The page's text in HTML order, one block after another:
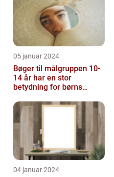
05 januar 2024
Bøger til målgruppen 10-
14 år har en stor
betydning for børns
04 januar 2024